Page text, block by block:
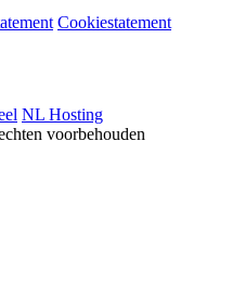
Cookiestatement
NL Hosting
voorbehouden